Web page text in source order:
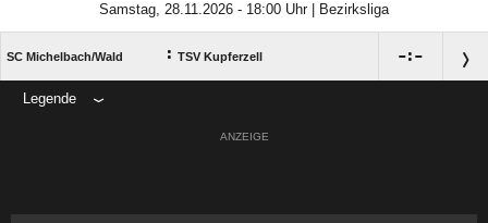
Samstag, 28.11.2026 - 18:00 Uhr | Bezirksliga
SC Michelbach/​Wald : TSV Kupferzell :
Legende
ANZEIGE